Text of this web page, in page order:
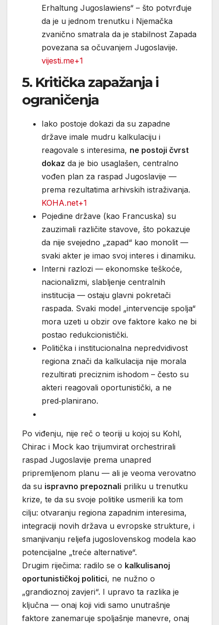
Erhaltung Jugoslawiens“ – što potvrđuje
da je u jednom trenutku i Njemačka
zvanično smatrala da je stabilnost Zapada
povezana sa očuvanjem Jugoslavije.
vijesti.me+1
5. Kritička zapažanja i
ograničenja
Iako postoje dokazi da su zapadne
države imale mudru kalkulaciju i
reagovale s interesima, ne postoji čvrst
dokaz da je bio usaglašen, centralno
vođen plan za raspad Jugoslavije —
prema rezultatima arhivskih istraživanja.
KOHA.net+1
Pojedine države (kao Francuska) su
zauzimali različite stavove, što pokazuje
da nije svejedno „zapad“ kao monolit —
svaki akter je imao svoj interes i dinamiku.
Interni razlozi — ekonomske teškoće,
nacionalizmi, slabljenje centralnih
institucija — ostaju glavni pokretači
raspada. Svaki model „intervencije spolja“
mora uzeti u obzir ove faktore kako ne bi
postao redukcionistički.
Politička i institucionalna nepredvidivost
regiona znači da kalkulacija nije morala
rezultirati preciznim ishodom – često su
akteri reagovali oportunistički, a ne
pred‑planirano.
Po viđenju, nije reč o teoriji u kojoj su Kohl,
Chirac i Mock kao trijumvirat orchestrirali
raspad Jugoslavije prema unapred
pripremljenom planu — ali je veoma verovatno
da su ispravno prepoznali priliku u trenutku
krize, te da su svoje politike usmerili ka tom
cilju: otvaranju regiona zapadnim interesima,
integraciji novih država u evropske strukture, i
smanjivanju reljefa jugoslovenskog modela kao
potencijalne „treće alternative“.
Drugim riječima: radilo se o kalkulisanoj
oportunističkoj politici, ne nužno o
„grandioznoj zavjeri“. I upravo ta razlika je
ključna — onaj koji vidi samo unutrašnje
faktore zanemaruje spoljašnje manevre, onaj